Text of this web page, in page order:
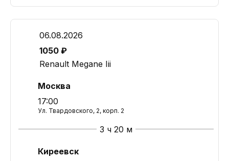
06.08.2026
1050 ₽
Renault Megane Iii
Москва
17:00
Ул. Твардовского, 2, корп. 2
3 ч 20 м
Киреевск